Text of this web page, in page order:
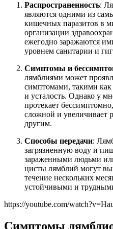
Распространенность:
являются одними из
кишечных паразитов в
организации
ежегодно заражаются
уровнем санитарии и
Симптомы и
лямблиями может
симптомами, такими как
и усталость. Однако у
протекает
сложной и увеличивает
другим.
Способы передачи:
загрязненную воду и
зараженными людьми
цисты лямблий могут
течение нескольких
устойчивыми и
https://youtube.com/
Симптомы